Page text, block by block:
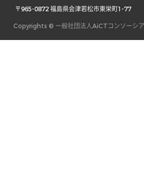
〒965-0872 福島県会津若松市東栄町1-77
Copyrights © 一般社団法人AiCTコンソーシ